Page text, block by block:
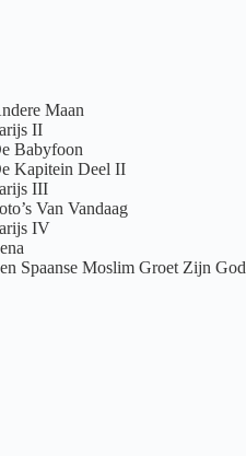
Maan
II
Babyfoon
Kapitein Deel II
III
Van Vandaag
IV
Spaanse Moslim Groet Zijn God